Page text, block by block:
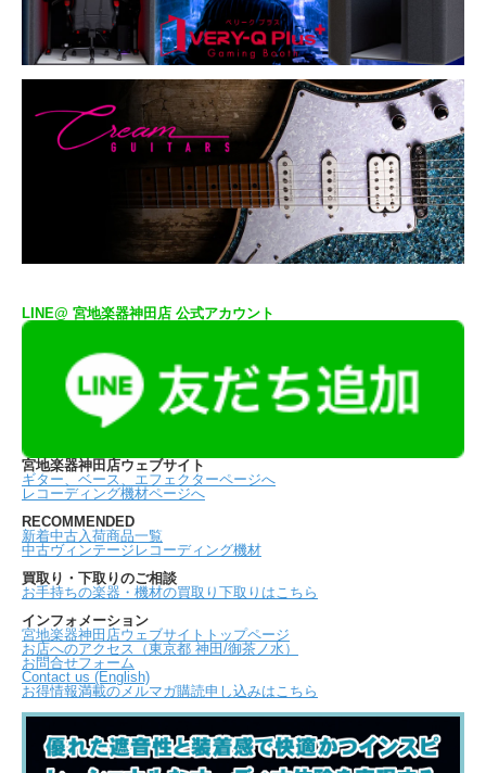
LINE@ 宮地楽器神田店 公式アカウント
宮地楽器神田店ウェブサイト
ギター、ベース、エフェクターページへ
レコーディング機材ページへ
RECOMMENDED
新着中古入荷商品一覧
中古ヴィンテージレコーディング機材
買取り・下取りのご相談
お手持ちの楽器・機材の買取り下取りはこちら
インフォメーション
宮地楽器神田店ウェブサイトトップページ
お店へのアクセス（東京都 神田/御茶ノ水）
お問合せフォーム
Contact us (English)
お得情報満載のメルマガ購読申し込みはこちら